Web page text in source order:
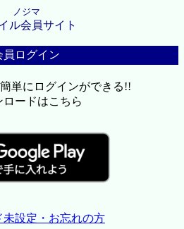
ノジマ
ル会員サイト
員ログイン
単にログインができる!!
ロードはこちら
未設定・お忘れの方